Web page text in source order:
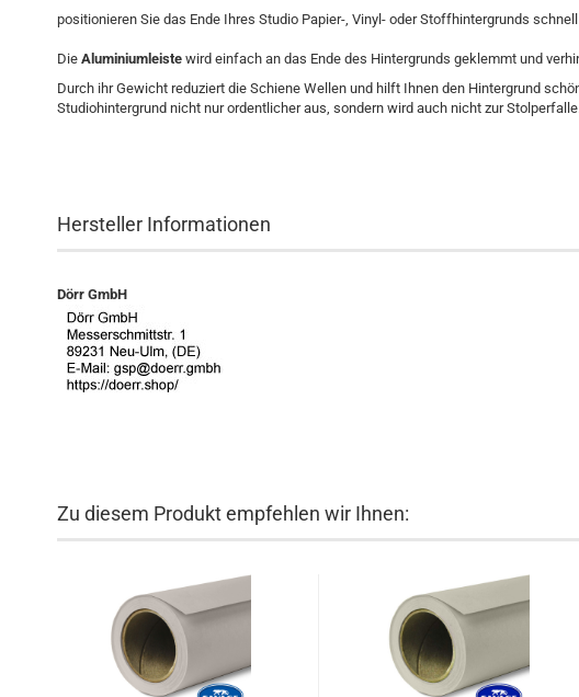
positionieren Sie das Ende Ihres Studio Papier-, Vinyl- oder Stoffhintergrunds
Die Aluminiumleiste wird einfach an das Ende des Hintergrunds geklemmt und
Durch ihr Gewicht reduziert die Schiene Wellen und hilft Ihnen den Hintergrund
Studiohintergrund nicht nur ordentlicher aus, sondern wird auch nicht zur
Hersteller Informationen
Dörr GmbH
Zu diesem Produkt empfehlen wir Ihnen: